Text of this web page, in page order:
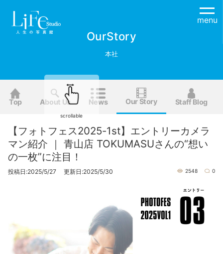
menu
OurStory
本社
Top About Us News Our Story Staff Blog
scrollable
【フォトフェス2025-1st】エントリーカメラ
マン紹介 ｜ 青山店 TOKUMASUさんの“想い
の一枚”に注目！
投稿日:2025/5/27 更新日:2025/5/30 2548 0